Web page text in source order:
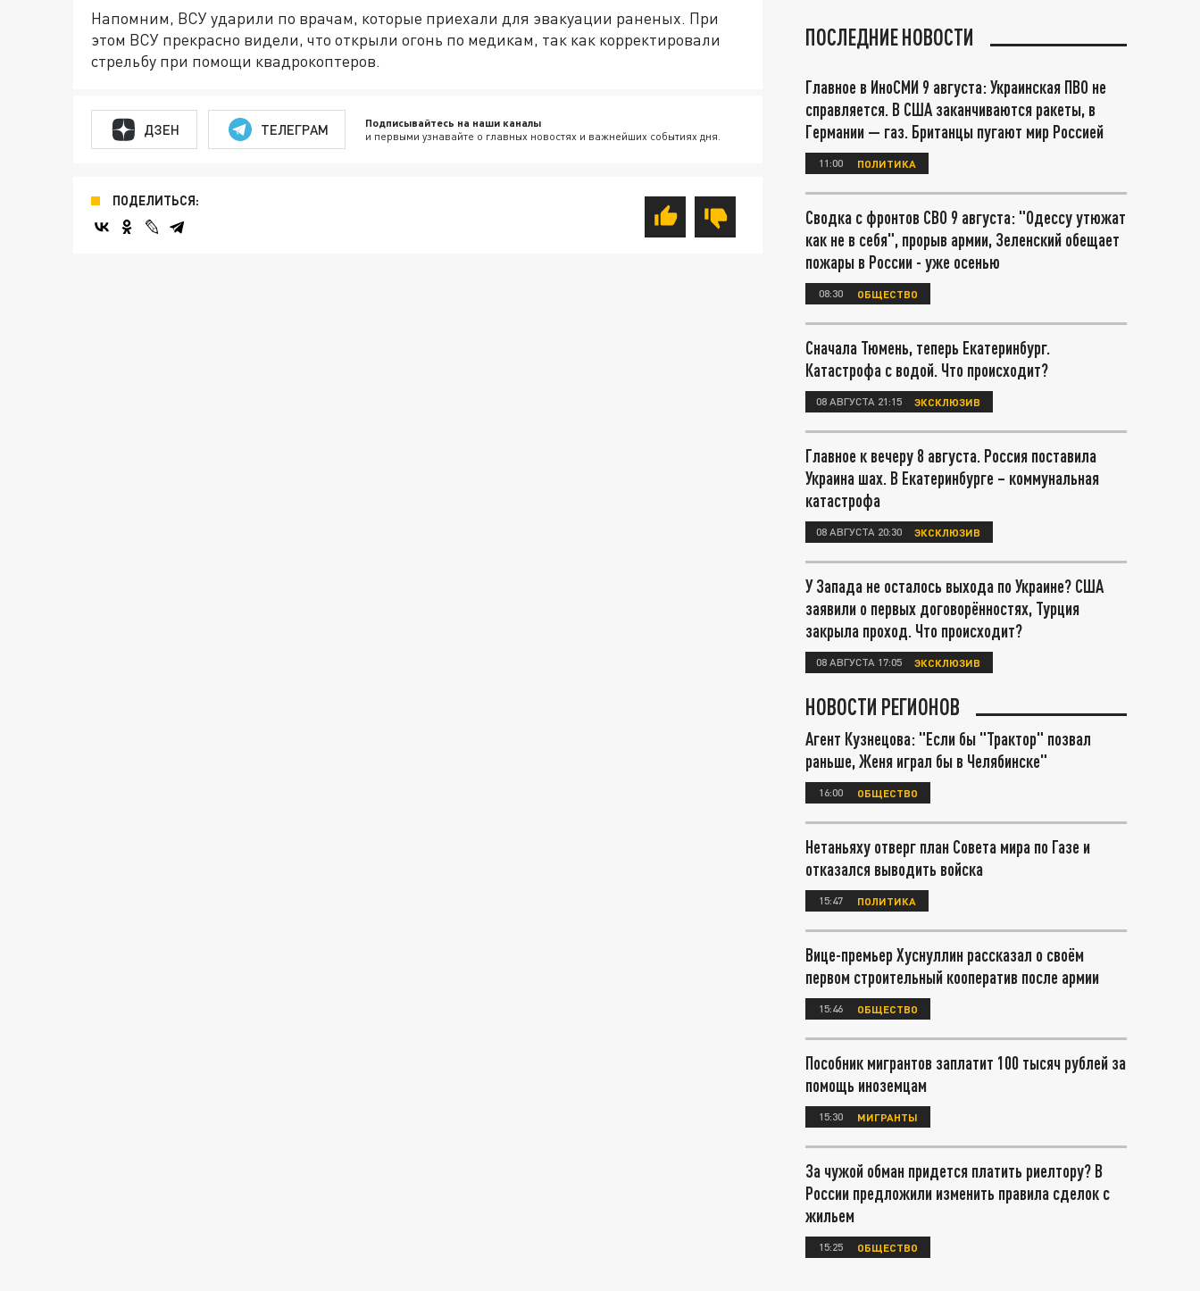
Напомним, ВСУ ударили по врачам, которые приехали для эвакуации раненых. При
этом ВСУ прекрасно видели, что открыли огонь по медикам, так как корректировали
стрельбу при помощи квадрокоптеров.
ДЗЕН ТЕЛЕГРАМ Подписывайтесь на наши каналы
и первыми узнавайте о главных новостях и важнейших событиях дня.
ПОДЕЛИТЬСЯ:
ПОСЛЕДНИЕ НОВОСТИ
Главное в ИноСМИ 9 августа: Украинская ПВО не
справляется. В США заканчиваются ракеты, в
Германии — газ. Британцы пугают мир Россией
11:00 ПОЛИТИКА
Сводка с фронтов СВО 9 августа: "Одессу утюжат
как не в себя", прорыв армии, Зеленский обещает
пожары в России - уже осенью
08:30 ОБЩЕСТВО
Сначала Тюмень, теперь Екатеринбург.
Катастрофа с водой. Что происходит?
08 АВГУСТА 21:15 ЭКСКЛЮЗИВ
Главное к вечеру 8 августа. Россия поставила
Украина шах. В Екатеринбурге – коммунальная
катастрофа
08 АВГУСТА 20:30 ЭКСКЛЮЗИВ
У Запада не осталось выхода по Украине? США
заявили о первых договорённостях, Турция
закрыла проход. Что происходит?
08 АВГУСТА 17:05 ЭКСКЛЮЗИВ
НОВОСТИ РЕГИОНОВ
Агент Кузнецова: "Если бы "Трактор" позвал
раньше, Женя играл бы в Челябинске"
16:00 ОБЩЕСТВО
Нетаньяху отверг план Совета мира по Газе и
отказался выводить войска
15:47 ПОЛИТИКА
Вице-премьер Хуснуллин рассказал о своём
первом строительный кооператив после армии
15:46 ОБЩЕСТВО
Пособник мигрантов заплатит 100 тысяч рублей за
помощь иноземцам
15:30 МИГРАНТЫ
За чужой обман придется платить риелтору? В
России предложили изменить правила сделок с
жильем
15:25 ОБЩЕСТВО